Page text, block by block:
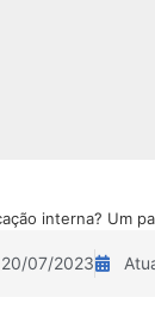
interna? Um
07/2023